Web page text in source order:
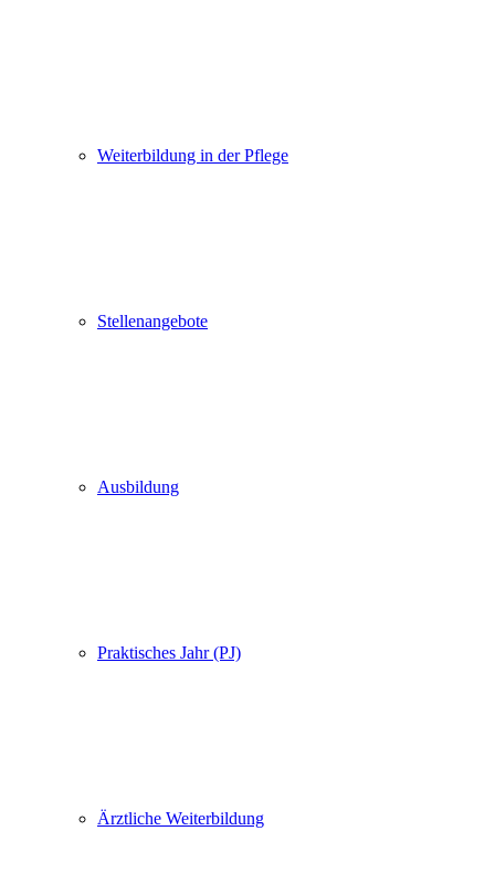
Weiterbildung in der Pflege
Stellenangebote
Ausbildung
Praktisches Jahr (PJ)
Ärztliche Weiterbildung